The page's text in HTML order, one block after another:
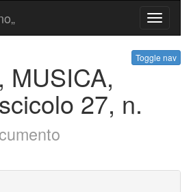
Toggle
Toggle nav
MUSICA,
27, n.